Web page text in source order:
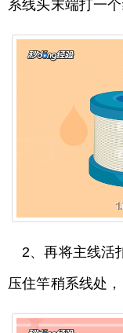
系线头末端打一
2、再将主线活
压住竿稍系线处